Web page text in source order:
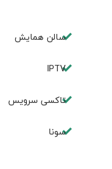
سالن همایش
IPTV
تاکسی سرویس
سونا